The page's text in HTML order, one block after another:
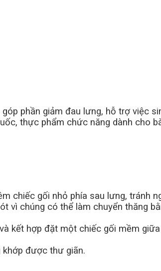
phần giảm đau lưng, hỗ trợ việc
thực phẩm chức năng dành cho
chiếc gối nhỏ phía sau lưng, tránh
vì chúng có thể làm chuyển thăng
kết hợp đặt một chiếc gối mềm
được thư giãn.